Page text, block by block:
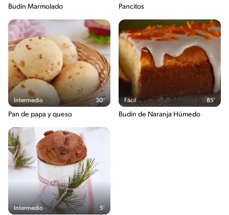
Budín Marmolado Pancitos
Intermedio 30'
Pan de papa y queso
Fácil 85'
Budín de Naranja Húmedo
Intermedio 5'